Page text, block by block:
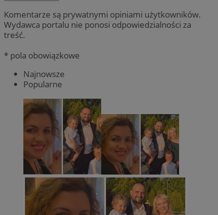
Komentarze są prywatnymi opiniami użytkowników.
Wydawca portalu nie ponosi odpowiedzialności za
treść.
* pola obowiązkowe
Najnowsze
Popularne